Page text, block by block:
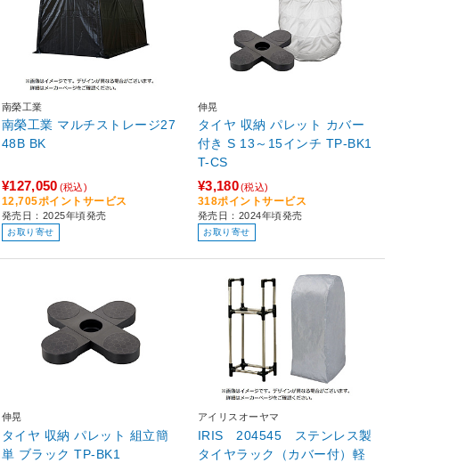
南榮工業
南榮工業 マルチストレージ27
48B BK
¥127,050 (税込)
12,705ポイントサービス
発売日：2025年頃発売
お取り寄せ
伸晃
タイヤ 収納 パレット カバー
付き S 13～15インチ TP-BK1
T-CS
¥3,180(税込)
318ポイントサービス
発売日：2024年頃発売
お取り寄せ
伸晃
タイヤ 収納 パレット 組立簡
単 ブラック TP-BK1
アイリスオーヤマ
IRIS 204545 ステンレス製
タイヤラック（カバー付）軽